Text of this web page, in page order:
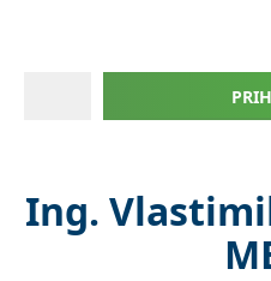
Ing.